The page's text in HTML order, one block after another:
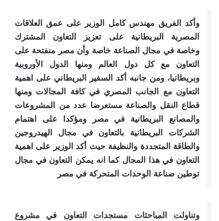
وأكد الفريق مهندس كامل الوزير على عمق العلاقات
المصرية البريطانية على تعزيز التعاون المشترك
وخاصة في مجال الصناعة خاصة وأن مصر منفتحة على
التعاون مع كل دول العالم ومنها الدول الأوروبية
وبريطانيا، ومن جانبه أكد السفير البريطاني على اهمية
التعاون مع الجانب المصري في كافة المجالات ومنها
قطاع النقل والصناعة مستعرضا عدد من المشروعات
والمصانع البريطانية في مصر ومؤكدا على اهتمام
الشركات البريطانية بالتعاون في مجال الهيدروجين
والطاقة المتجددة والنظيفة حيث أكد الوزير على اهمية
التعاون في هذا المجال كما انه يمكن التعاون في مجال
توطين صناعة الوحدات المتحركة في مصر
وتناولت المباحثات مستجدات التعاون في مشروع